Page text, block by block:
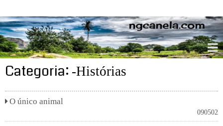
Categoria: -Histórias
O único animal
090502